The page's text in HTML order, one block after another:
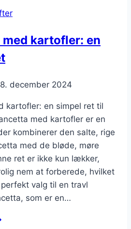
med kartofler: en
december 2024
kartofler: en simpel ret til
med kartofler er en
kombinerer den salte, rige
med de bløde, møre
ret er ikke kun lækker,
nem at forberede, hvilket
valg til en travl
som er en…